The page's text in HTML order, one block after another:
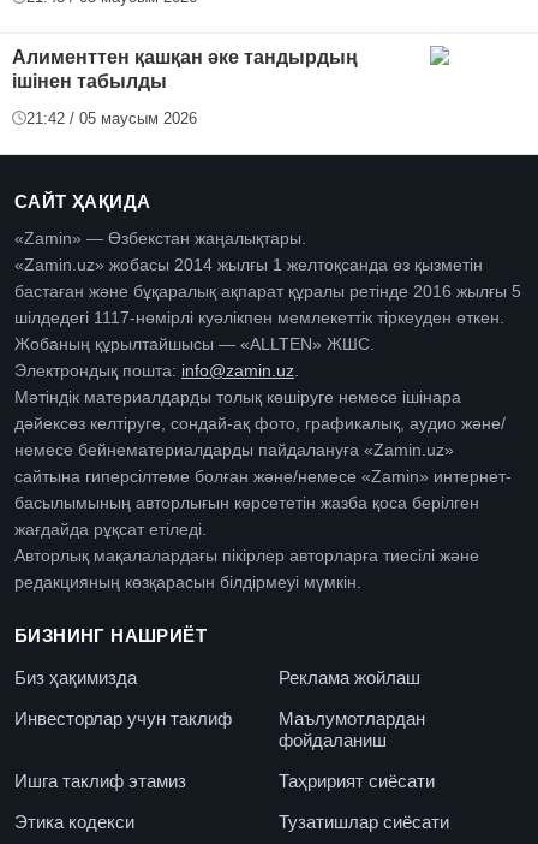
Алименттен қашқан әке тандырдың
ішінен табылды
21:42 / 05 маусым 2026
САЙТ ҲАҚИДА
«Zamin» — Өзбекстан жаңалықтары.
«Zamin.uz» жобасы 2014 жылғы 1 желтоқсанда өз қызметін
бастаған және бұқаралық ақпарат құралы ретінде 2016 жылғы 5
шілдедегі 1117-нөмірлі куәлікпен мемлекеттік тіркеуден өткен.
Жобаның құрылтайшысы — «ALLTEN» ЖШС.
Электрондық пошта: info@zamin.uz
Мәтіндік материалдарды толық көшіруге немесе ішінара
дәйексөз келтіруге, сондай-ақ фото, графикалық, аудио және/
немесе бейнематериалдарды пайдалануға «Zamin.uz»
сайтына гиперсілтеме болған және/немесе «Zamin» интернет-
басылымының авторлығын көрсететін жазба қоса берілген
жағдайда рұқсат етіледі.
Авторлық мақалалардағы пікірлер авторларға тиесілі және
редакцияның көзқарасын білдірмеуі мүмкін.
БИЗНИНГ НАШРИЁТ
Биз ҳақимизда
Реклама жойлаш
Инвесторлар учун таклиф
Маълумотлардан
фойдаланиш
Ишга таклиф этамиз
Таҳририят сиёсати
Этика кодекси
Тузатишлар сиёсати